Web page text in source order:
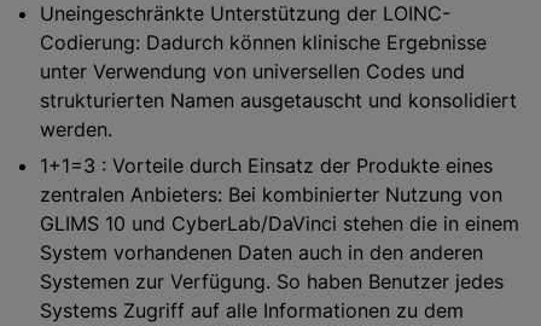
Uneingeschränkte Unterstützung der LOINC-
Codierung: Dadurch können klinische Ergebnisse
unter Verwendung von universellen Codes und
strukturierten Namen ausgetauscht und konsolidiert
werden.
1+1=3 : Vorteile durch Einsatz der Produkte eines
zentralen Anbieters: Bei kombinierter Nutzung von
GLIMS 10 und CyberLab/DaVinci stehen die in einem
System vorhandenen Daten auch in den anderen
Systemen zur Verfügung. So haben Benutzer jedes
Systems Zugriff auf alle Informationen zu dem